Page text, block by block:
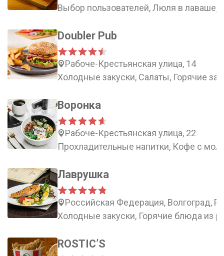
Выбор пользователей, Люля в лаваше,
Doubler Pub
Рабоче-Крестьянская улица, 14
Холодные закуски, Салаты, Горячие
Воронка
Рабоче-Крестьянская улица, 22
Прохладительные напитки, Кофе с
Лаврушка
Российская Федерация, Волгоград,
Холодные закуски, Горячие блюда из
ROSTIC’S